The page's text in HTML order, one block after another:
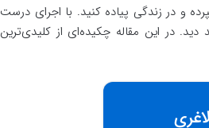
و در زندگی پیاده کنید. با اجرای درست
در این مقاله چکیده‌ای از کلیدی‌ترین